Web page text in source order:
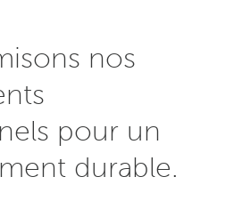
nos
pour un
durable.